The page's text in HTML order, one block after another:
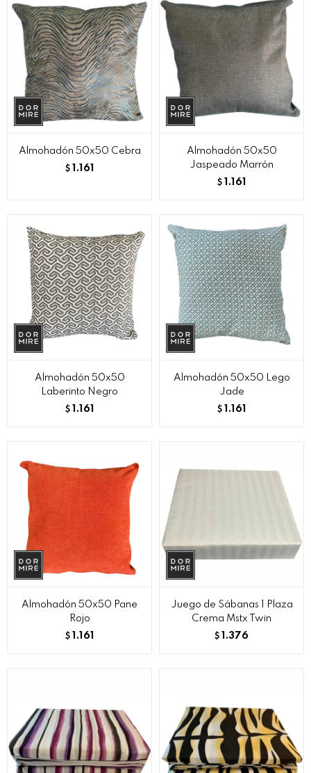
Almohadón 50x50 Cebra
$ 1.161
Almohadón 50x50
Jaspeado Marrón
$ 1.161
Almohadón 50x50
Laberinto Negro
$ 1.161
Almohadón 50x50 Lego
Jade
$ 1.161
Almohadón 50x50 Pane
Rojo
$ 1.161
Juego de Sábanas 1 Plaza
Crema Mstx Twin
$ 1.376